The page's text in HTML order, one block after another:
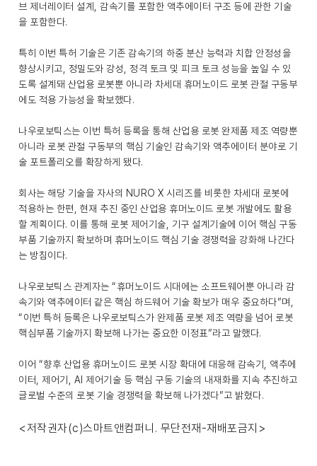
브 제너레이터 설계, 감속기를 포함한 액추에이터 구조 등에 관한 기술
을 포함한다.
특히 이번 특허 기술은 기존 감속기의 하중 분산 능력과 치합 안정성을
향상시키고, 정밀도와 강성, 정격 토크 및 피크 토크 성능을 높일 수 있
도록 설계돼 산업용 로봇뿐 아니라 차세대 휴머노이드 로봇 관절 구동부
에도 적용 가능성을 확보했다.
나우로보틱스는 이번 특허 등록을 통해 산업용 로봇 완제품 제조 역량뿐
아니라 로봇 관절 구동부의 핵심 기술인 감속기와 액추에이터 분야로 기
술 포트폴리오를 확장하게 됐다.
회사는 해당 기술을 자사의 NURO X 시리즈를 비롯한 차세대 로봇에
적용하는 한편, 현재 추진 중인 산업용 휴머노이드 로봇 개발에도 활용
할 계획이다. 이를 통해 로봇 제어기술, 기구 설계기술에 이어 핵심 구동
부품 기술까지 확보하며 휴머노이드 핵심 기술 경쟁력을 강화해 나간다
는 방침이다.
나우로보틱스 관계자는 “휴머노이드 시대에는 소프트웨어뿐 아니라 감
속기와 액추에이터 같은 핵심 하드웨어 기술 확보가 매우 중요하다”며,
“이번 특허 등록은 나우로보틱스가 완제품 로봇 제조 역량을 넘어 로봇
핵심부품 기술까지 확보해 나가는 중요한 이정표”라고 말했다.
이어 “향후 산업용 휴머노이드 로봇 시장 확대에 대응해 감속기, 액추에
이터, 제어기, AI 제어기술 등 핵심 구동 기술의 내재화를 지속 추진하고
글로벌 수준의 로봇 기술 경쟁력을 확보해 나가겠다”고 밝혔다.
<저작권자(c)스마트앤컴퍼니. 무단전재-재배포금지>